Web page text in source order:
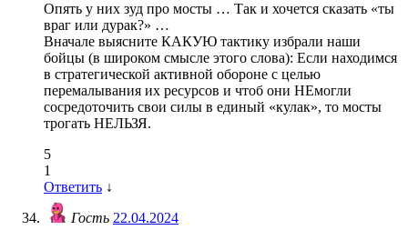
Опять у них зуд про мосты … Так и хочется сказать «ты
враг или дурак?» …
Вначале выясните КАКУЮ тактику избрали наши
бойцы (в широком смысле этого слова): Если находимся
в стратегической активной обороне с целью
перемалывания их ресурсов и чтоб они НЕмогли
сосредоточить свои силы в единый «кулак», то мосты
трогать НЕЛЬЗЯ.
5
1
Ответить ↓
Гость 22.04.2024